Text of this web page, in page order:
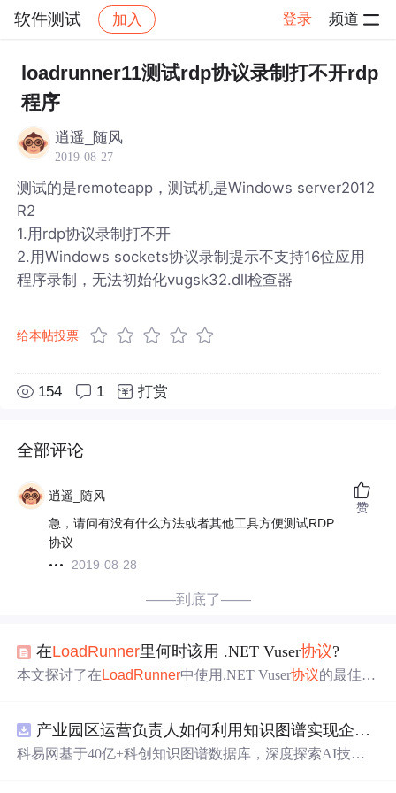
软件测试 加入 登录 频道
社区 软件测试 帖子详情
loadrunner11测试rdp协议录制打不开rdp
程序
逍遥_随风
2019-08-27
测试的是remoteapp，测试机是Windows server2012
R2
1.用rdp协议录制打不开
2.用Windows sockets协议录制提示不支持16位应用
程序录制，无法初始化vugsk32.dll检查器
给本帖投票
154 1 打赏
全部评论
逍遥_随风
急，请问有没有什么方法或者其他工具方便测试RDP
协议
2019-08-28
赞
——到底了——
在LoadRunner里何时该用 .NET Vuser协议?
本文探讨了在 LoadRunner中使用.NET Vuser协议的最佳实
DLL和利用源代码来创建更有效的脚本。
产业园区运营负责人如何利用知识图谱实现企业精准对接与协同？.docx
科易网基于40亿+科创知识图谱数据库，深度探索AI技术